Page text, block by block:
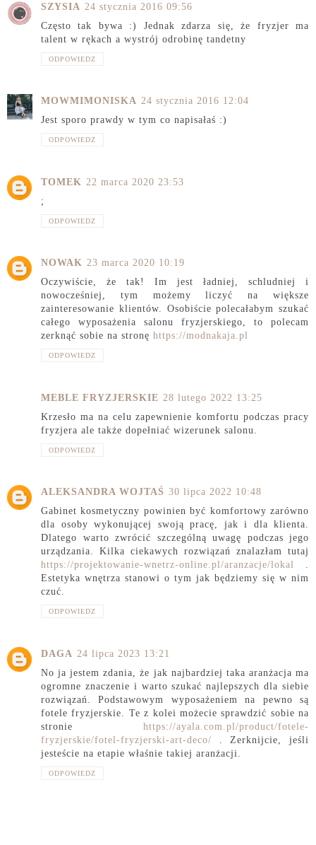
SZYSIA 24 stycznia 2016 09:56
Często tak bywa :) Jednak zdarza się, że fryzjer ma
talent w rękach a wystrój odrobinę tandetny
ODPOWIEDZ
MOWMIMONISKA 24 stycznia 2016 12:04
Jest sporo prawdy w tym co napisałaś :)
ODPOWIEDZ
TOMEK 22 marca 2020 23:53
;
ODPOWIEDZ
NOWAK 23 marca 2020 10:19
Oczywiście, że tak! Im jest ładniej, schludniej i
nowocześniej, tym możemy liczyć na większe
zainteresowanie klientów. Osobiście polecałabym szukać
całego wyposażenia salonu fryzjerskiego, to polecam
zerknąć sobie na stronę https://modnakaja.pl
ODPOWIEDZ
MEBLE FRYZJERSKIE 28 lutego 2022 13:25
Krzesło ma na celu zapewnienie komfortu podczas pracy
fryzjera ale także dopełniać wizerunek salonu.
ODPOWIEDZ
ALEKSANDRA WOJTAŚ 30 lipca 2022 10:48
Gabinet kosmetyczny powinien być komfortowy zarówno
dla osoby wykonującej swoją pracę, jak i dla klienta.
Dlatego warto zwrócić szczególną uwagę podczas jego
urządzania. Kilka ciekawych rozwiązań znalazłam tutaj
https://projektowanie-wnetrz-online.pl/aranzacje/lokal .
Estetyka wnętrza stanowi o tym jak będziemy się w nim
czuć.
ODPOWIEDZ
DAGA 24 lipca 2023 13:21
No ja jestem zdania, że jak najbardziej taka aranżacja ma
ogromne znaczenie i warto szukać najlepszych dla siebie
rozwiązań. Podstawowym wyposażeniem na pewno są
fotele fryzjerskie. Te z kolei możecie sprawdzić sobie na
stronie https://ayala.com.pl/product/fotele-
fryzjerskie/fotel-fryzjerski-art-deco/ . Zerknijcie, jeśli
jesteście na etapie właśnie takiej aranżacji.
ODPOWIEDZ